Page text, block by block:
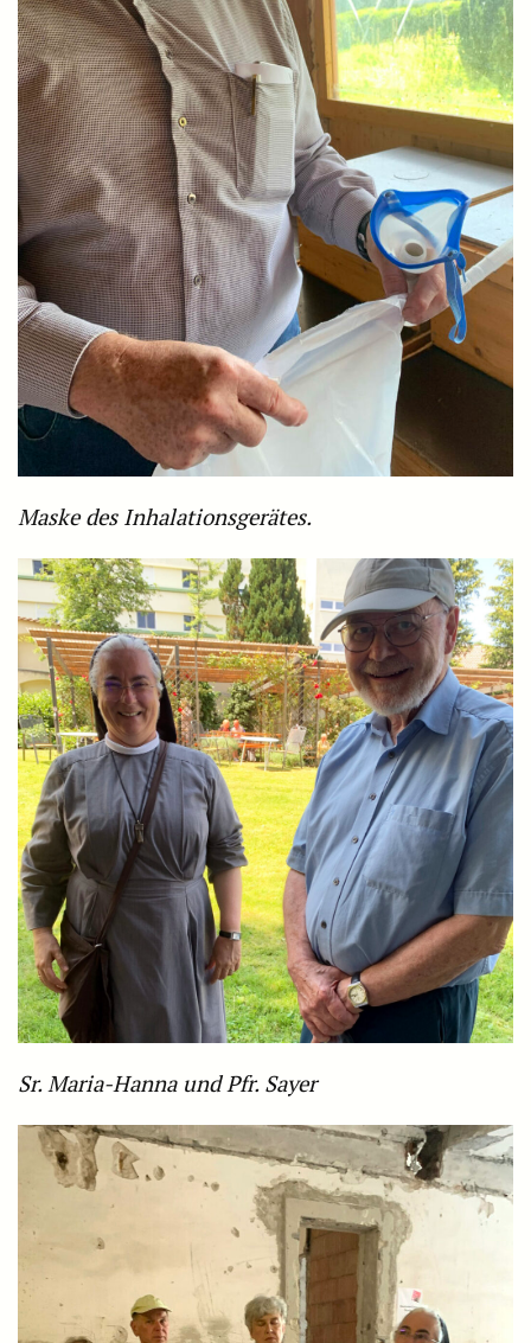
Maske des Inhalationsgerätes.
Sr. Maria-Hanna und Pfr. Sayer